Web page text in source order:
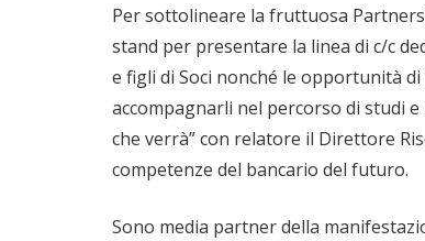
Per sottolineare la fruttuosa
stand per presentare la linea di c/c
e figli di Soci nonché le opportunità
accompagnarli nel percorso di studi
che verrà” con relatore il Direttore
competenze del bancario del futuro.
Sono media partner della